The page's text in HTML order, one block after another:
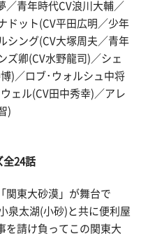
／青年時代CV浪川大輔／
ドット(CV平田広明／少年
シング(CV大塚周夫／青年
ズ卿(CV水野龍司)／シェ
)／ロブ･ウォルシュ中将
ェル(CV田中秀幸)／アレ
)
24話
関東大砂漠」が舞台で
泉太湖(小砂)と共に便利屋
を請け負ってこの関東大